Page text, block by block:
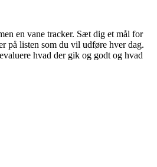
en vane tracker. Sæt dig et mål for
på listen som du vil udføre hver dag.
hvad der gik og godt og hvad